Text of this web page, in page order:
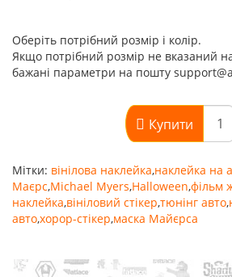
Оберіть потрібний розмір і колір.
Якщо потрібний розмір не вказаний
бажані параметри на пошту
Купити
Мітки: вінілова наклейка,наклейка на
Маєрс,Michael Myers,Halloween,фільм
наклейка,вініловий стікер,тюнінг авто,
авто,хорор-стікер,маска Майєрса